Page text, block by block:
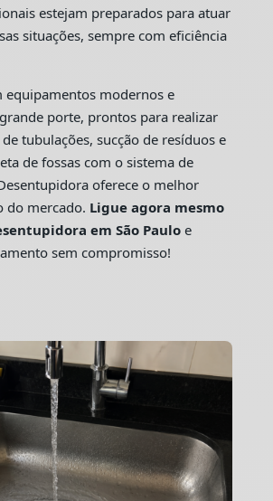
estejam preparados para atuar
situações, sempre com eficiência
equipamentos modernos e
porte, prontos para realizar
tubulações, sucção de resíduos e
de fossas com o sistema de
oferece o melhor
do mercado. Ligue agora mesmo
em São Pauloe
sem compromisso!